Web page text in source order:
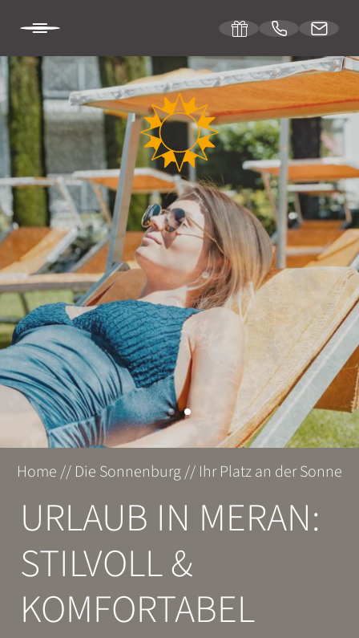
DE IT EN
DIE SONNENBURG
Ihr Platz an der Sonne
Impressionen
Anreise
Gut zu wissen
Gutscheine
ÜBERNACHTEN
ERLEBEN
ENTSPANNEN
GENIESSEN
Home // Die Sonnenburg// Ihr Platz an der Sonne
URLAUB IN MERAN:
STILVOLL &
KOMFORTABEL